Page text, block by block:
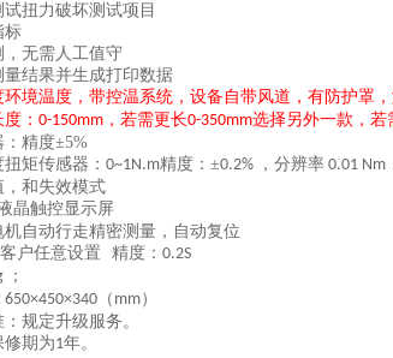
扭力破坏测试项目
标
无需人工值守
量结果并生成打印数据
环境温度，带控温系统，设备自带风道，有防护罩，
： 0-150mm ，若需更长0-350mm选择另外一款，若
：精度±5%
矩传感器 ： 0~1N.m精度：±0.2% ， 分辨率 0.01 Nm
，和失效模式
晶触控显示屏
自动行走精密测量，自动复位
客户任意设置 精度： 0.2S
；
650×450×340 （ mm）
规定升级服务。
修期为1年。